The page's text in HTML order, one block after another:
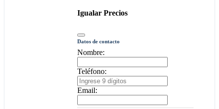
Igualar Precios
Datos de contacto
Nombre:
Teléfono:
Email: